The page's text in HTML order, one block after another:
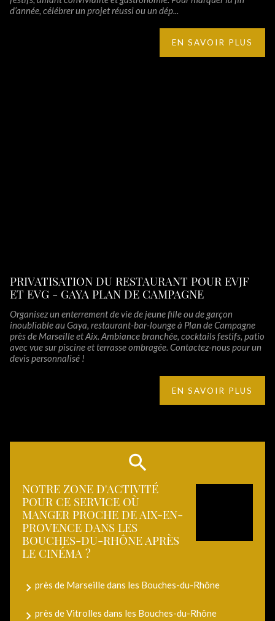
d’année, célébrer un projet réussi ou un dép...
EN SAVOIR PLUS
PRIVATISATION DU RESTAURANT POUR EVJF
ET EVG - GAYA PLAN DE CAMPAGNE
Organisez un enterrement de vie de jeune fille ou de garçon
inoubliable au Gaya, restaurant-bar-lounge à Plan de Campagne
près de Marseille et Aix. Ambiance branchée, cocktails festifs, patio
avec vue sur piscine et terrasse ombragée. Contactez-nous pour un
devis personnalisé !
EN SAVOIR PLUS
NOTRE ZONE D'ACTIVITÉ
POUR CE SERVICE OÙ
MANGER PROCHE DE AIX-EN-
PROVENCE DANS LES
BOUCHES-DU-RHÔNE APRÈS
LE CINÉMA ?
près de Marseille dans les Bouches-du-Rhône
près de Vitrolles dans les Bouches-du-Rhône